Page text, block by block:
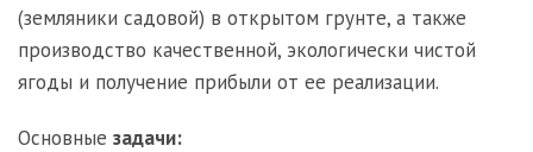
(земляники садовой) в открытом грунте, а также
производство качественной, экологически чистой
ягоды и получение прибыли от ее реализации.
Основные задачи: